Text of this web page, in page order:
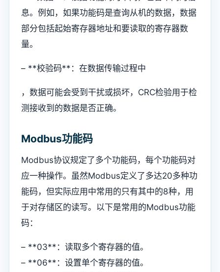
息。例如，如果功能码是查询从机的数据，数据
部分包括起始寄存器地址和要读取的寄存器数
量。
– **校验码**：在数据传输过程中
，数据可能会受到干扰或损坏，CRC检验用于检
测接收到的数据是否正确。
Modbus功能码
Modbus协议规定了多个功能码，每个功能码对
应一种操作。虽然Modbus定义了多达20多种功
能码，但实际应用中常用的只有其中的8种，用
于对存储区的读写。以下是常用的Modbus功能
码：
– **03**：读取多个寄存器的值。
– **06**：设置单个寄存器的值。